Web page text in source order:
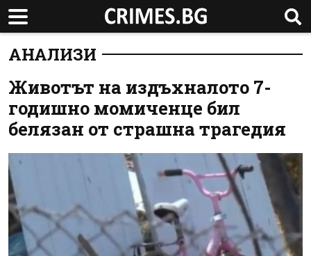
АНАЛИЗИ
Животът на издъхналото 7-
годишно момиченце бил
белязан от страшна трагедия